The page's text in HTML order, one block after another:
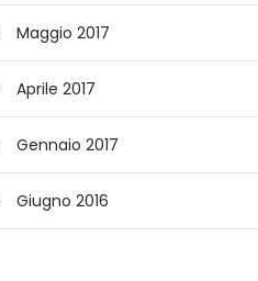
Maggio 2017
Aprile 2017
Gennaio 2017
Giugno 2016